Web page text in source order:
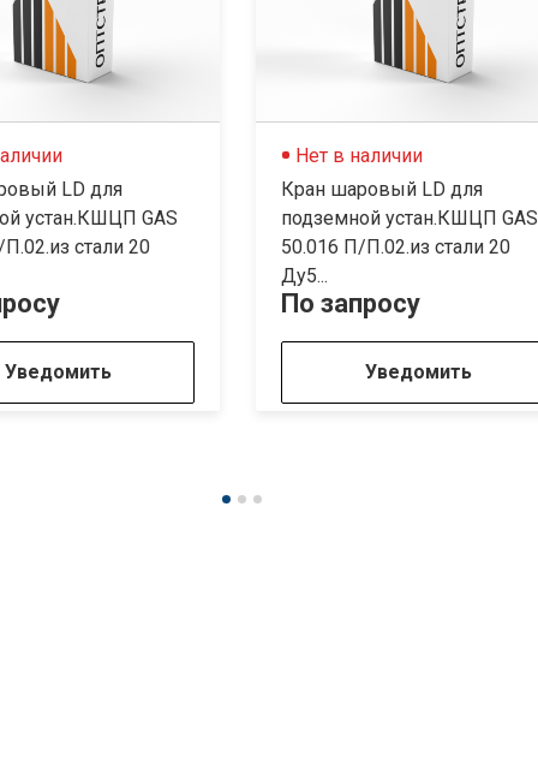
LD для
устан.КШЦП GAS
стали 20
Уведомить
Нет в наличии
Кран шаровый LD для
подземной устан.КШЦП GAS
50.016 П/П.02.из стали 20
Ду5...
По запросу
Уведомить